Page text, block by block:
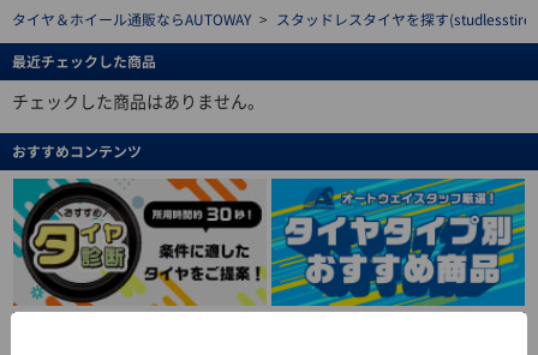
タイヤ＆ホイール通販ならAUTOWAY > スタッドレスタイヤを探す(studlesstire)
最近チェックした商品
チェックした商品はありません。
おすすめコンテンツ